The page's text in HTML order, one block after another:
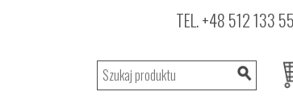
TEL.+48 512 133